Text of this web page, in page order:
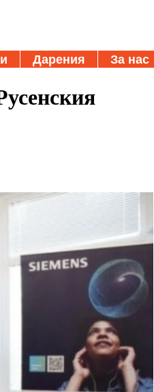
Дарения За нас